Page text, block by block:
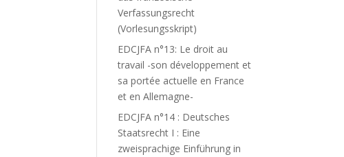
Verfassungsrecht
(Vorlesungsskript)
EDCJFA n°13: Le droit au
travail -son développement et
sa portée actuelle en France
et en Allemagne-
EDCJFA n°14 : Deutsches
Staatsrecht I : Eine
zweisprachige Einführung in